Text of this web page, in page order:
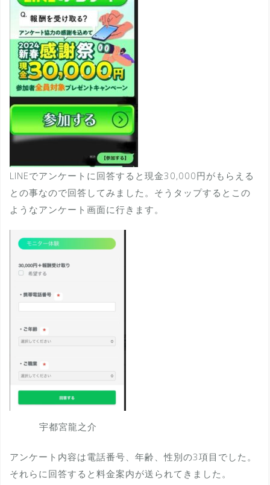
LINEでアンケートに回答すると現金30,000円がもらえる
との事なので回答してみました。そうタップするとこの
ようなアンケート画面に行きます。
宇都宮龍之介
アンケート内容は電話番号、年齢、性別の3項目でした。
それらに回答すると料金案内が送られてきました。